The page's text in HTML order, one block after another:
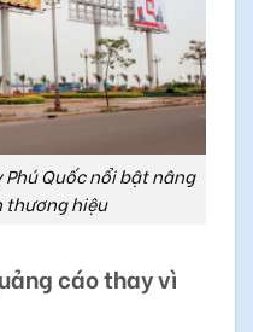
Quốc nổi bật nâng
thương hiệu
cáo thay vì